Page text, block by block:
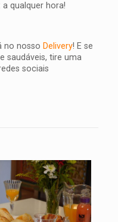
qualquer hora!
no nosso Delivery! E se
saudáveis, tire uma
sociais